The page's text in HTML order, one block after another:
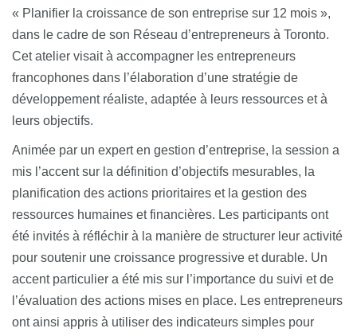
« Planifier la croissance de son entreprise sur 12 mois »,
dans le cadre de son Réseau d’entrepreneurs à Toronto.
Cet atelier visait à accompagner les entrepreneurs
francophones dans l’élaboration d’une stratégie de
développement réaliste, adaptée à leurs ressources et à
leurs objectifs.
Animée par un expert en gestion d’entreprise, la session a
mis l’accent sur la définition d’objectifs mesurables, la
planification des actions prioritaires et la gestion des
ressources humaines et financières. Les participants ont
été invités à réfléchir à la manière de structurer leur activité
pour soutenir une croissance progressive et durable. Un
accent particulier a été mis sur l’importance du suivi et de
l’évaluation des actions mises en place. Les entrepreneurs
ont ainsi appris à utiliser des indicateurs simples pour